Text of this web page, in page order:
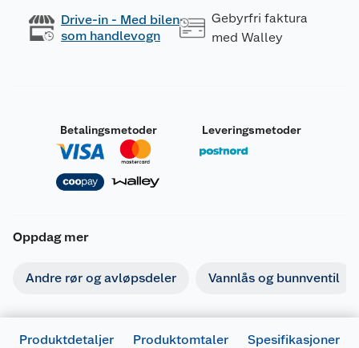
Drive-in - Med bilen
som handlevogn
Gebyrfri faktura
med Walley
Betalingsmetoder Leveringsmetoder
Oppdag mer
Andre rør og avløpsdeler Vannlås og bunnventil
Produktdetaljer Produktomtaler Spesifikasjoner